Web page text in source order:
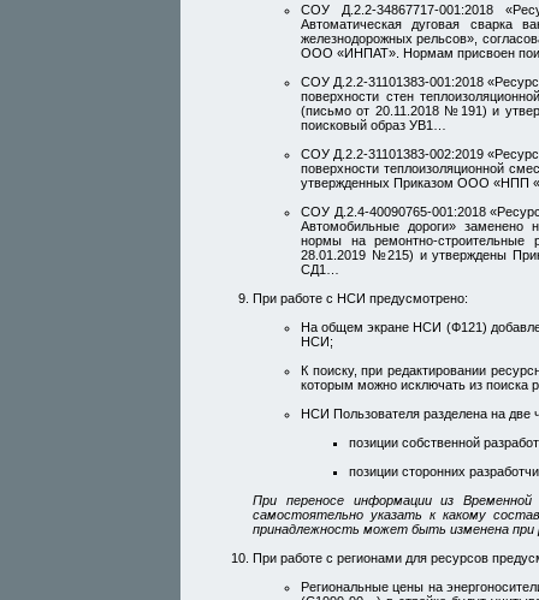
СОУ Д.2.2-34867717-001:2018
Автоматическая дуговая сварка
железнодорожных рельсов»,
ООО «ИНПАТ». Нормам присвоен
СОУ Д.2.2-31101383-001:2018
поверхности стен
(письмо от 20.11.2018 №191) и
поисковый образ УВ1…
СОУ Д.2.2-31101383-002:2019
поверхности теплоизоляционной
утвержденных Приказом ООО «НПП
СОУ Д.2.4-40090765-001:2018
Автомобильные дороги» заменено
нормы на ремонтно-строительные
28.01.2019 №215) и утверждены
СД1…
При работе с НСИ предусмотрено:
На общем экране НСИ (Ф121)
НСИ;
К поиску, при редактировании
которым можно исключать из поиска
НСИ Пользователя разделена на две
позиции собственной
позиции сторонних
При переносе информации из
самостоятельно указать к какому
принадлежность может быть изменена
При работе с регионами для ресурсов
Региональные цены на